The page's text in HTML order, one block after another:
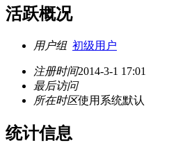
活跃概况
用户组 初级用户
注册时间2014-3-1 17:01
最后访问
所在时区使用系统默认
统计信息